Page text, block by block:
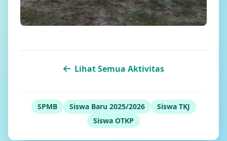
Lihat Semua Aktivitas
SPMB Siswa Baru 2025/2026
Siswa TKJ
Siswa OTKP